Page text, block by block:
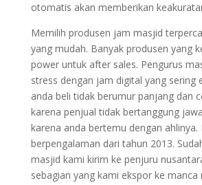
otomatis akan memberikan
Memilih produsen jam masjid
yang mudah. Banyak produsen yang
power untuk after sales. Pengurus
stress dengan jam digital yang sering
anda beli tidak berumur panjang dan
karena penjual tidak bertanggung
karena anda bertemu dengan ahlinya.
berpengalaman dari tahun 2013.
masjid kami kirim ke penjuru
sebagian yang kami ekspor ke manca